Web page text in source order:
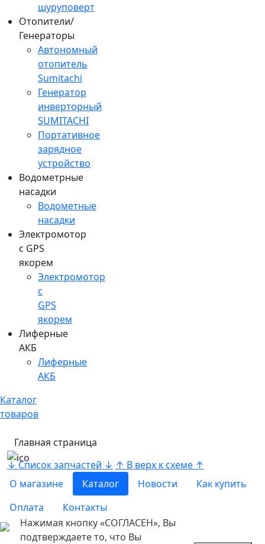
шуруповерт
Отопители/
Генераторы
Автономный
отопитель
Sumitachi
Генератор
инверторный
SUMITACHI
Портативное
зарядное
устройство
Водометрные
насадки
Водометные
насадки
Электромотор
c GPS
якорем
Электромотор
c
GPS
якорем
Лиферные
АКБ
Лиферные
АКБ
Каталог
товаров
Главная страница
↓ Список запчастей ↓ ↑ В верх к схеме ↑
О магазине
Каталог Новости
Как купить
Оплата
Контакты
Нажимая кнопку «СОГЛАСЕН», Вы
подтверждаете то, что Вы